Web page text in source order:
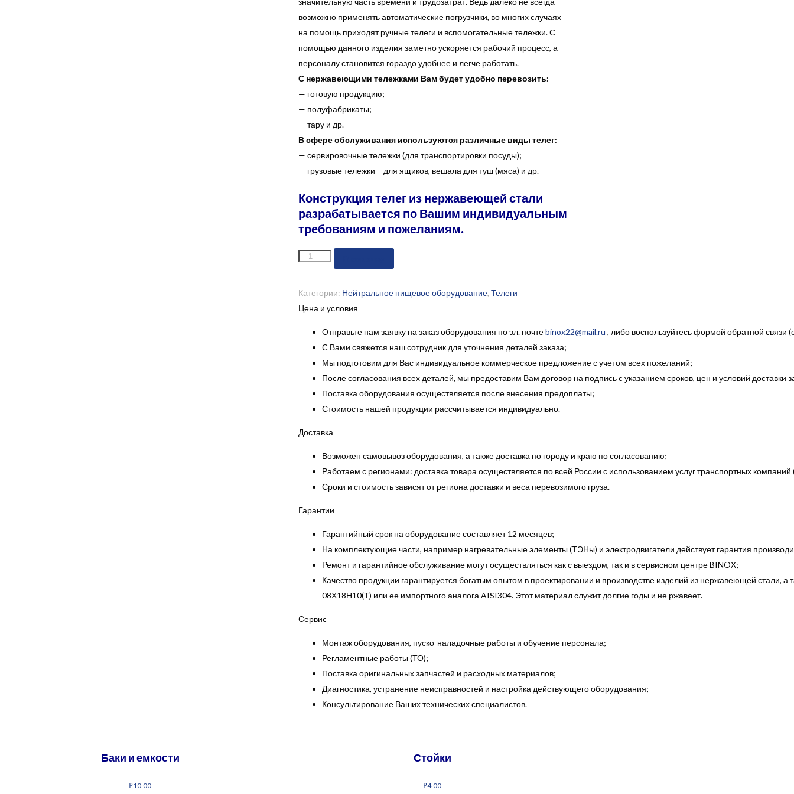
возможно применять автоматические погрузчики, во многих случаях
на помощь приходят ручные телеги и вспомогательные тележки. С
помощью данного изделия заметно ускоряется рабочий процесс, а
персоналу становится гораздо удобнее и легче работать.
С нержавеющими тележками Вам будет удобно перевозить:
— готовую продукцию;
— полуфабрикаты;
— тару и др.
В сфере обслуживания используются различные виды телег:
— сервировочные тележки (для транспортировки посуды);
— грузовые тележки – для ящиков, вешала для туш (мяса) и др.
Конструкция телег из нержавеющей стали
разрабатывается по Вашим индивидуальным
требованиям и пожеланиям.
Количество
Категории: Нейтральное пищевое оборудование, Телеги
Цена и условия
Отправьте нам заявку на заказ оборудования по эл. почтеbinox22@mail.ru , либо воспользуйтесь формой обратной связи
С Вами свяжется наш сотрудник для уточнения деталей заказа;
Мы подготовим для Вас индивидуальное коммерческое предложение с учетом всех пожеланий;
После согласования всех деталей, мы предоставим Вам договор на подпись с указанием сроков, цен и условий доставки
Поставка оборудования осуществляется после внесения предоплаты;
Стоимость нашей продукции рассчитывается индивидуально.
Доставка
Возможен самовывоз оборудования, а также доставка по городу и краю по согласованию;
Работаем с регионами: доставка товара осуществляется по всей России с использованием услуг транспортных
Сроки и стоимость зависят от региона доставки и веса перевозимого груза.
Гарантии
Гарантийный срок на оборудование составляет 12 месяцев;
На комплектующие части, например нагревательные элементы (ТЭНы) и электродвигатели действует гарантия
Ремонт и гарантийное обслуживание могут осуществляться как с выездом, так и в сервисном центре BINOX;
Качество продукции гарантируется богатым опытом в проектировании и производстве изделий из нержавеющей
08Х18Н10(Т) или ее импортного аналога AISI304. Этот материал служит долгие годы и не ржавеет.
Сервис
Монтаж оборудования, пуско-наладочные работы и обучение персонала;
Регламентные работы (ТО);
Поставка оригинальных запчастей и расходных материалов;
Диагностика, устранение неисправностей и настройка действующего оборудования;
Консультирование Ваших технических специалистов.
Баки и емкости
Р10.00
Стойки
Р4.00